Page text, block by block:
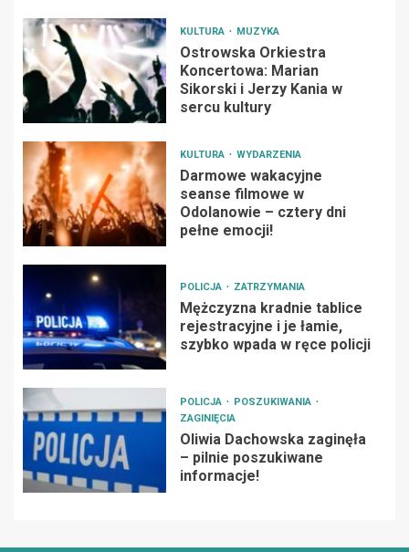
KULTURA MUZYKA
Ostrowska Orkiestra
Koncertowa: Marian
Sikorski i Jerzy Kania w
sercu kultury
KULTURA WYDARZENIA
Darmowe wakacyjne
seanse filmowe w
Odolanowie – cztery dni
pełne emocji!
POLICJA ZATRZYMANIA
Mężczyzna kradnie tablice
rejestracyjne i je łamie,
szybko wpada w ręce policji
POLICJA
POSZUKIWANIA
ZAGINIĘCIA
Oliwia Dachowska zaginęła
– pilnie poszukiwane
informacje!